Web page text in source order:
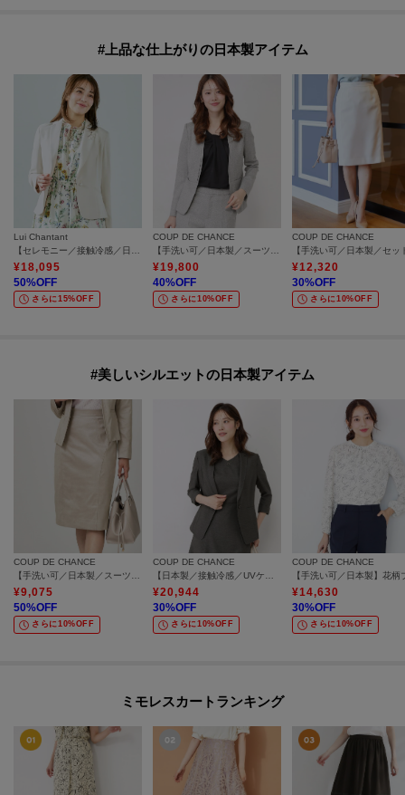
#上品な仕上がりの日本製アイテム
Lui Chantant
¥18,095
50%OFF
さらに15%OFF
COUP DE CHANCE
¥19,800
40%OFF
さらに10%OFF
COUP DE CHANCE
¥12,320
30%OFF
さらに10%OFF
#美しいシルエットの日本製アイテム
COUP DE CHANCE
【手洗い可／日本製／スーツ可】タイトシルエットのスカート
¥9,075
50%OFF
さらに10%OFF
COUP DE CHANCE
【日本製／接触冷感／UVケア／手洗い可】リネンライクテーラードジャケット
¥20,944
30%OFF
さらに10%OFF
COUP DE CHANCE
¥14,630
30%OFF
さらに10%OFF
ミモレスカートランキング